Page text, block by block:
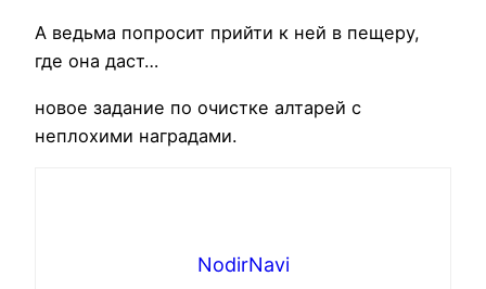
А ведьма попросит прийти к ней в пещеру,
где она даст…
новое задание по очистке алтарей с
неплохими наградами.
NodirNavi